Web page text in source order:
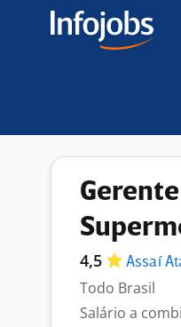
4,5 Assaí
Todo Brasil
Salário a